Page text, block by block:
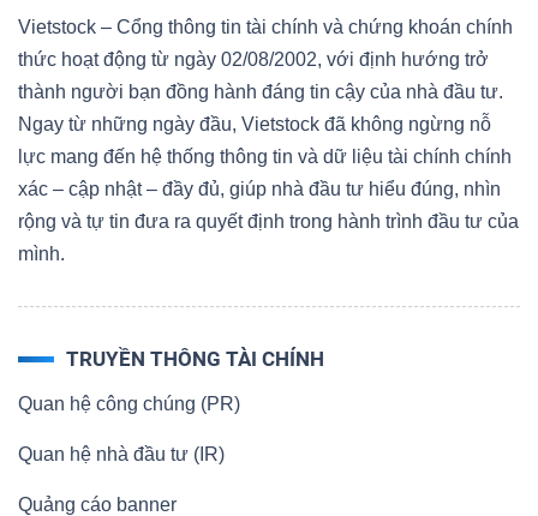
Vietstock – Cổng thông tin tài chính và chứng khoán chính
thức hoạt động từ ngày 02/08/2002, với định hướng trở
thành người bạn đồng hành đáng tin cậy của nhà đầu tư.
Ngay từ những ngày đầu, Vietstock đã không ngừng nỗ
lực mang đến hệ thống thông tin và dữ liệu tài chính chính
xác – cập nhật – đầy đủ, giúp nhà đầu tư hiểu đúng, nhìn
rộng và tự tin đưa ra quyết định trong hành trình đầu tư của
mình.
TRUYỀN THÔNG TÀI CHÍNH
Quan hệ công chúng (PR)
Quan hệ nhà đầu tư (IR)
Quảng cáo banner